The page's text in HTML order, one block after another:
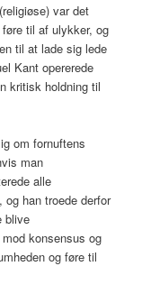
var det
til af ulykker, og
til at lade sig lede
Kant opererede
kritisk holdning til
om fornuftens
man
alle
han troede derfor
blive
konsensus og
og føre til